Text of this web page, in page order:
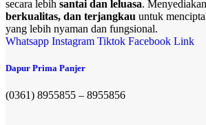
secara lebih santai dan leluasa. Menyediakan
berkualitas, dan terjangkau untuk
yang lebih nyaman dan fungsional.
Whatsapp Instagram Tiktok Facebook Link
Dapur Prima Panjer
(0361) 8955855 – 8955856​